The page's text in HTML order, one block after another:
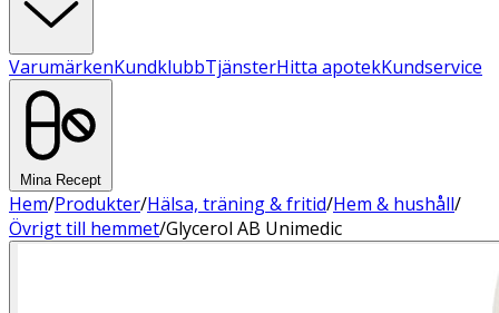
VarumärkenKundklubbTjänsterHitta apotekKundservice
Mina Recept
Hem/Produkter/Hälsa, träning & fritid/Hem & hushåll/
Övrigt till hemmet/Glycerol AB Unimedic